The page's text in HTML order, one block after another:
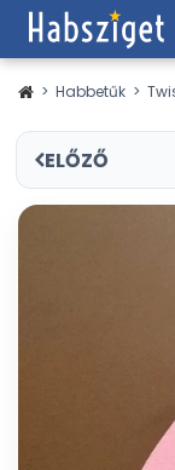
> Habbetűk >
ELŐZŐ